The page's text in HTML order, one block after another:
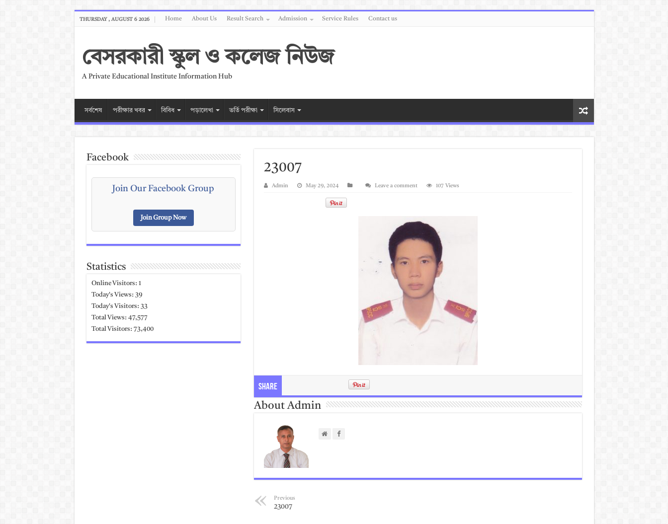
THURSDAY , AUGUST 6 2026 Home About Us Result Search Admission Service Rules Contact us
বেসরকারী স্কুল ও কলেজ নিউজ
A Private Educational Institute Information Hub
সর্বশেষ পরীক্ষার খবর বিবিধ পড়ালেখা ভর্তি পরীক্ষা সিলেবাস
23007
Admin May 29, 2024 Leave a comment 107 Views
Share
About Admin
Previous
23007
Facebook
Join Our Facebook Group
Join Group Now
Statistics
Online Visitors: 1
Today's Views: 39
Today's Visitors: 33
Total Views: 47,577
Total Visitors: 73,400